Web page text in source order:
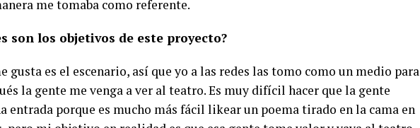
me tomaba como referente.
son los objetivos de este proyecto?
gusta es el escenario, así que yo a las redes las tomo como un medio para
la gente me venga a ver al teatro. Es muy difícil hacer que la gente
entrada porque es mucho más fácil likear un poema tirado en la cama en